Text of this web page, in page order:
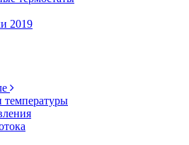
2019
температуры